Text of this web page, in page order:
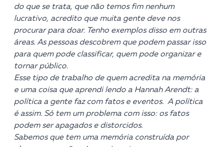
do que se trata, que não temos fim nenhum
lucrativo, acredito que muita gente deve nos
procurar para doar. Tenho exemplos disso em outras
áreas. As pessoas descobrem que podem passar isso
para quem pode classificar, quem pode organizar e
tornar público.
Esse tipo de trabalho de quem acredita na memória
e uma coisa que aprendi lendo a Hannah Arendt: a
política a gente faz com fatos e eventos. A política
é assim. Só tem um problema com isso: os fatos
podem ser apagados e distorcidos.
Sabemos que tem uma memória construída por